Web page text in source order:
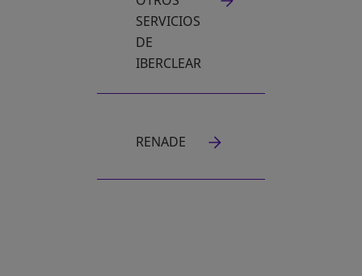
SERVICIOS
DE
IBERCLEAR
RENADE